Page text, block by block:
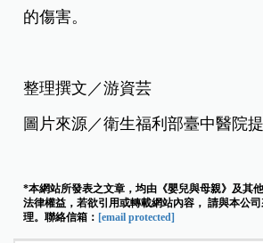
的傷害。
整理撰文／游資芸
圖片來源／衛生福利部臺中醫院
*本網站所發表之文章，均由《嬰兒與母親》及其
法律權益，若欲引用或轉載網站內容， 請與本公
理。聯絡信箱： [email protected]